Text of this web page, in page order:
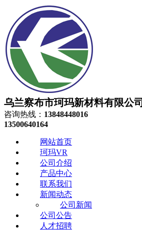
乌兰察布市珂玛新材料有限公司
咨询热线： 13848448016
13500640164
网站首页
珂玛VR
公司介绍
产品中心
联系我们
新闻动态
公司新闻
公司公告
人才招聘